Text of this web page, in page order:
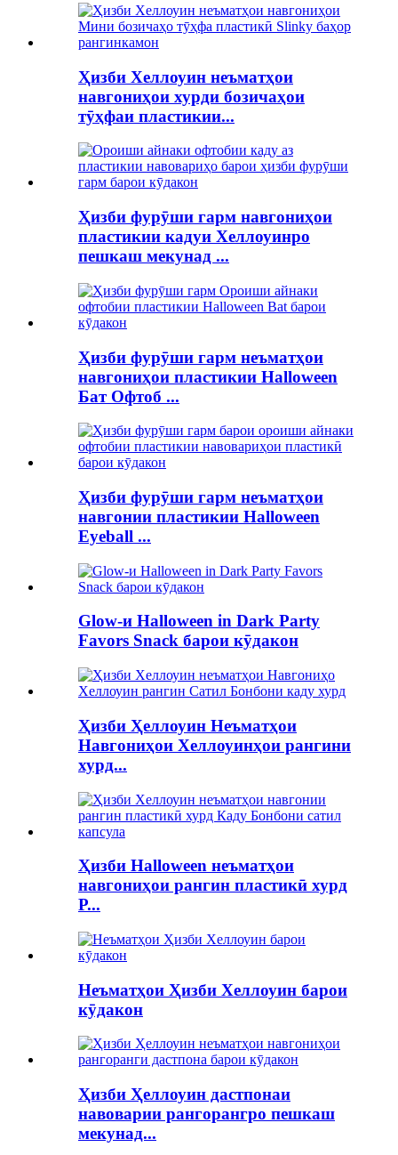
Ҳизби Хеллоуин неъматҳои
навгониҳои хурди бозичаҳои
тӯҳфаи пластикии...
Ҳизби фурӯши гарм навгониҳои
пластикии кадуи Хеллоуинро
пешкаш мекунад ...
Ҳизби фурӯши гарм неъматҳои
навгониҳои пластикии Halloween
Бат Офтоб ...
Ҳизби фурӯши гарм неъматҳои
навгонии пластикии Halloween
Eyeball ...
Glow-и Halloween in Dark Party
Favors Snack барои кӯдакон
Ҳизби Ҳеллоуин Неъматҳои
Навгониҳои Хеллоуинҳои рангини
хурд...
Ҳизби Halloween неъматҳои
навгониҳои рангин пластикӣ хурд
P...
Неъматҳои Ҳизби Хеллоуин барои
кӯдакон
Ҳизби Ҳеллоуин дастпонаи
навоварии рангорангро пешкаш
мекунад...